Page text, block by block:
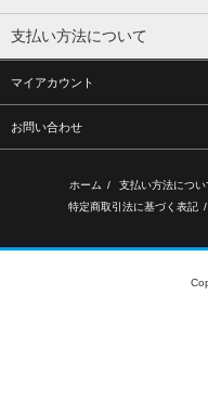
支払い方法について
マイアカウント
お問い合わせ
ホーム / 支払い方法につい
特定商取引法に基づく表記 /